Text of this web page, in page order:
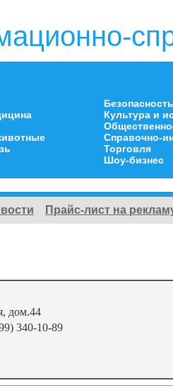
Безопасность
Культура и
Справочно-
Торговля
Шоу-бизнес
Прайс-лист на
дом.44
340-10-89